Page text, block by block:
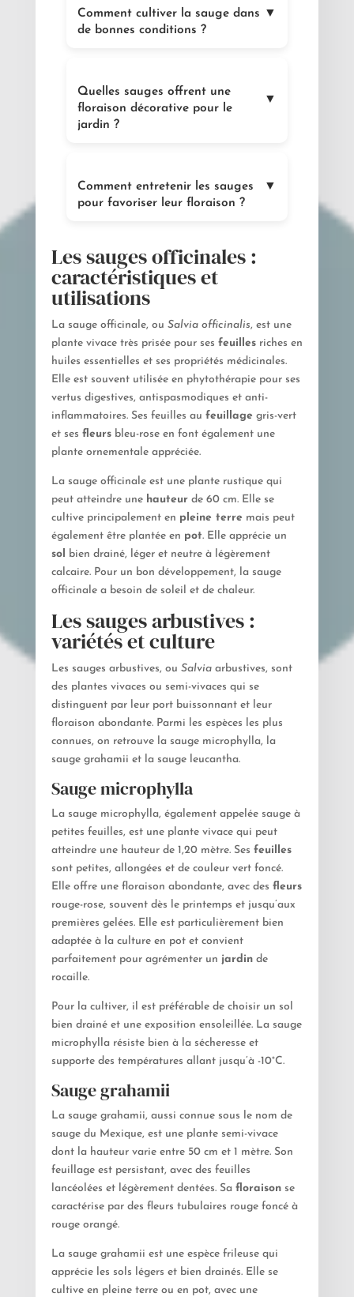
Comment cultiver la sauge dans
de bonnes conditions ?
▼
Quelles sauges offrent une
floraison décorative pour le
jardin ?
▼
Comment entretenir les sauges
pour favoriser leur floraison ?
▼
Les sauges officinales :
caractéristiques et
utilisations
La sauge officinale, ou Salvia officinalis, est une
plante vivace très prisée pour ses feuillesriches en
huiles essentielles et ses propriétés médicinales.
Elle est souvent utilisée en phytothérapie pour ses
vertus digestives, antispasmodiques et anti-
inflammatoires. Ses feuilles au feuillage gris-vert
et ses fleursbleu-rose en font également une
plante ornementale appréciée.
La sauge officinale est une plante rustique qui
peut atteindre une hauteurde 60 cm. Elle se
cultive principalement en pleine terre mais peut
également être plantée en pot. Elle apprécie un
sol
bien drainé, léger et neutre à légèrement
calcaire. Pour un bon développement, la sauge
officinale a besoin de soleil et de chaleur.
Les sauges arbustives :
variétés et culture
Les sauges arbustives, ou Salviaarbustives, sont
des plantes vivaces ou semi-vivaces qui se
distinguent par leur port buissonnant et leur
floraison abondante. Parmi les espèces les plus
connues, on retrouve la sauge microphylla, la
sauge grahamii et la sauge leucantha.
Sauge microphylla
La sauge microphylla, également appelée sauge à
petites feuilles, est une plante vivace qui peut
atteindre une hauteur de 1,20 mètre. Ses feuilles
sont petites, allongées et de couleur vert foncé.
Elle offre une floraison abondante, avec des fleurs
rouge-rose, souvent dès le printemps et jusqu’aux
premières gelées. Elle est particulièrement bien
adaptée à la culture en pot et convient
parfaitement pour agrémenter un jardinde
rocaille.
Pour la cultiver, il est préférable de choisir un sol
bien drainé et une exposition ensoleillée. La sauge
microphylla résiste bien à la sécheresse et
supporte des températures allant jusqu’à -10°C.
Sauge grahamii
La sauge grahamii, aussi connue sous le nom de
sauge du Mexique, est une plante semi-vivace
dont la hauteur varie entre 50 cm et 1 mètre. Son
feuillage est persistant, avec des feuilles
lancéolées et légèrement dentées. Sa floraisonse
caractérise par des fleurs tubulaires rouge foncé à
rouge orangé.
La sauge grahamii est une espèce frileuse qui
apprécie les sols légers et bien drainés. Elle se
cultive en pleine terre ou en pot, avec une